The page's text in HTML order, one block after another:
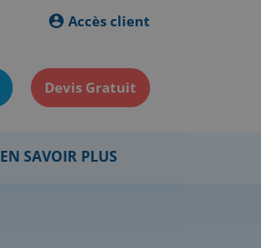
Accès client
Devis Gratuit
EN SAVOIR PLUS